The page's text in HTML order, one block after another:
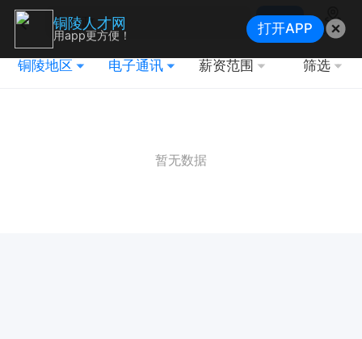
搜索
地图
铜陵地区 电子通讯 薪资范围 筛选
暂无数据
铜陵人才网
用app更方便！ 打开APP